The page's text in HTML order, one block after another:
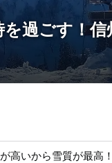
過ごす！
高いから雪質が最高